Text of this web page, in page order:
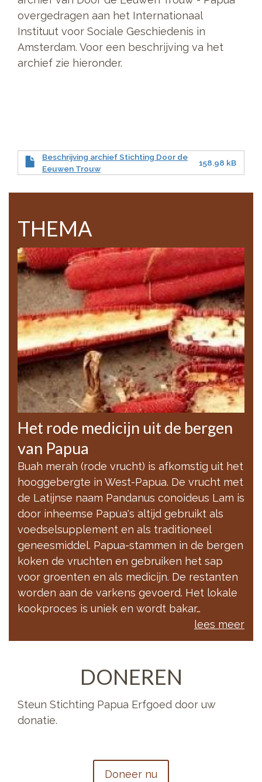
overgedragen aan het Internationaal
Instituut voor Sociale Geschiedenis in
Amsterdam. Voor een beschrijving va het
archief zie hieronder.
Beschrijving archief Stichting Door de
Eeuwen Trouw
158.98 kB
THEMA
Het rode medicijn uit de bergen
van Papua
Buah merah (rode vrucht) is afkomstig uit het
hooggebergte in West-Papua. De vrucht met
de Latijnse naam Pandanus conoideus Lam is
door inheemse Papua's altijd gebruikt als
voedselsupplement en als traditioneel
geneesmiddel. Papua-stammen in de bergen
koken de vruchten en gebruiken het sap
voor groenten en als medicijn. De restanten
worden aan de varkens gevoerd. Het lokale
kookproces is uniek en wordt bakar…
lees meer
DONEREN
Steun Stichting Papua Erfgoed door uw
donatie.
Doneer nu